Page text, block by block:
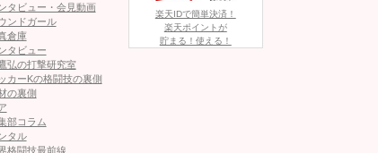
トヘビー級王者）
ーク
果たした大ベテラン同士の一
タビュー・会見動画
ンドガール
倉庫
タビュー
弘の打撃研究室
カーKの格闘技の裏側
の裏側
部コラム
タル
格闘技最前線
楽天IDで簡単決済！
楽天ポイントが
貯まる！使える！